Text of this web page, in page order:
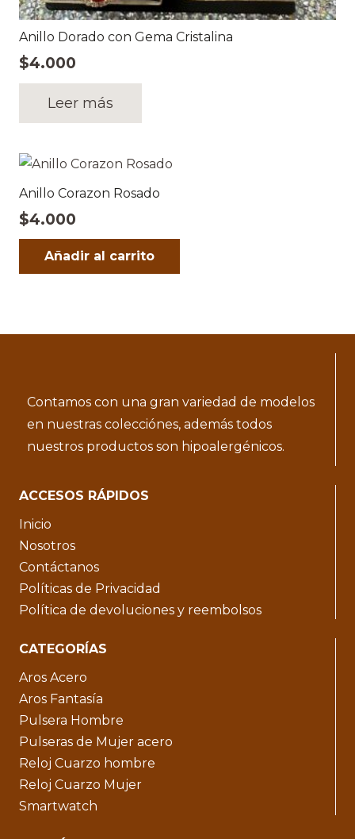
Anillo Dorado con Gema Cristalina
$4.000
Leer más
Anillo Corazon Rosado
$4.000
Añadir al carrito
Contamos con una gran variedad de modelos
en nuestras colecciónes, además todos
nuestros productos son hipoalergénicos.
ACCESOS RÁPIDOS
Inicio
Nosotros
Contáctanos
Políticas de Privacidad
Política de devoluciones y reembolsos
CATEGORÍAS
Aros Acero
Aros Fantasía
Pulsera Hombre
Pulseras de Mujer acero
Reloj Cuarzo hombre
Reloj Cuarzo Mujer
Smartwatch